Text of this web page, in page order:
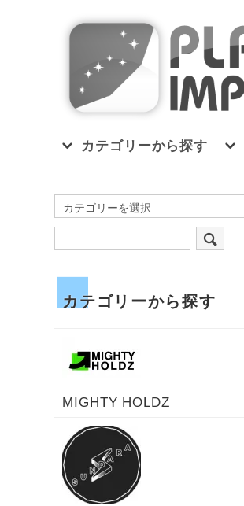
カテゴリーから探す
カテゴリーから探す
MIGHTY HOLDZ